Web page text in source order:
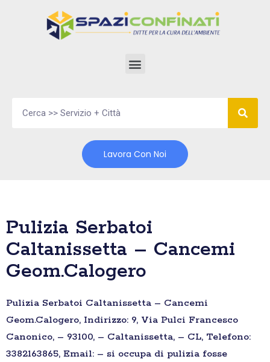
Lavora Con Noi
Pulizia Serbatoi
Caltanissetta – Cancemi
Geom.Calogero
Pulizia Serbatoi Caltanissetta – Cancemi
Geom.Calogero, Indirizzo: 9, Via Pulci Francesco
Canonico, – 93100, – Caltanissetta, – CL, Telefono:
3382163865, Email: – si occupa di pulizia fosse